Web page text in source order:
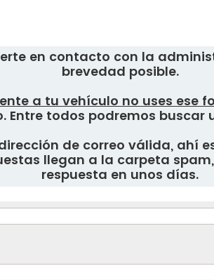
en contacto con la
brevedad posible.
a tu vehículo no uses ese
Entre todos podremos buscar
de correo válida, ahí
llegan a la carpeta
respuesta en unos días.